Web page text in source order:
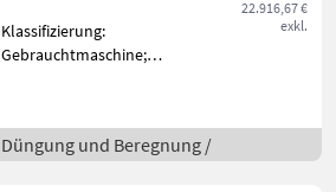
22.916,67 €
exkl.
Klassifizierung:
Gebrauchtmaschine;
Anzahl Vorbesitzer: 1
Düngung und Beregnung
Düngung und Beregnung /